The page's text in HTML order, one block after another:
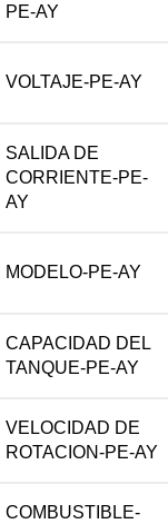
PE-AY
VOLTAJE-PE-AY
SALIDA DE
CORRIENTE-PE-
AY
MODELO-PE-AY
CAPACIDAD DEL
TANQUE-PE-AY
VELOCIDAD DE
ROTACION-PE-AY
COMBUSTIBLE-